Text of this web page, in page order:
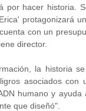
por hacer historia.
protagonizará
con un
director.
la historia
asociados con
humano y
que diseñó".